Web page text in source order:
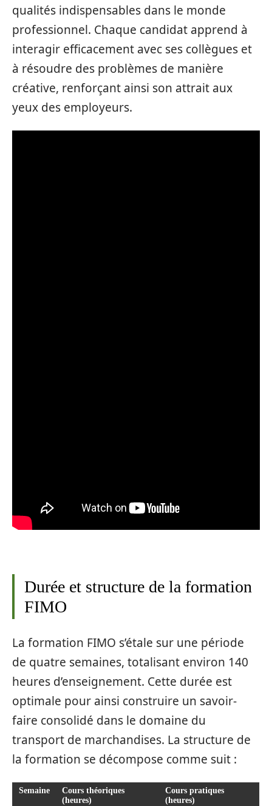
qualités indispensables dans le monde
professionnel. Chaque candidat apprend à
interagir efficacement avec ses collègues et
à résoudre des problèmes de manière
créative, renforçant ainsi son attrait aux
yeux des employeurs.
Durée et structure de la formation
FIMO
La formation FIMO s’étale sur une période
de quatre semaines, totalisant environ 140
heures d’enseignement. Cette durée est
optimale pour ainsi construire un savoir-
faire consolidé dans le domaine du
transport de marchandises. La structure de
la formation se décompose comme suit :
Semaine
Cours théoriques
(heures)
Cours pratiques
(heures)